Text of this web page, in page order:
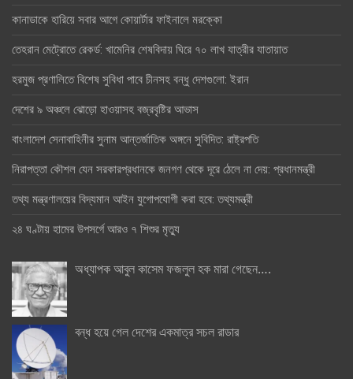
কানাডাকে হারিয়ে সবার আগে কোয়ার্টার ফাইনালে মরক্কো
তেহরান মেট্রোতে রেকর্ড: খামেনির শেষবিদায় ঘিরে ৭০ লাখ যাত্রীর যাতায়াত
হরমুজ প্রণালিতে বিশেষ সুবিধা পাবে চীনসহ বন্ধু দেশগুলো: ইরান
দেশের ৯ অঞ্চলে ঝোড়ো হাওয়াসহ বজ্রবৃষ্টির আভাস
বাংলাদেশ সেনাবাহিনীর সুনাম আন্তর্জাতিক অঙ্গনে সুবিদিত: রাষ্ট্রপতি
নিরাপত্তা কৌশল যেন সরকারপ্রধানকে জনগণ থেকে দূরে ঠেলে না দেয়: প্রধানমন্ত্রী
তথ্য মন্ত্রণালয়ের বিদ্যমান আইন যুগোপযোগী করা হবে: তথ্যমন্ত্রী
২৪ ঘণ্টায় হামের উপসর্গে আরও ৭ শিশুর মৃত্যু
অধ্যাপক আবুল কাসেম ফজলুল হক মারা গেছেন….
বন্ধ হয়ে গেল দেশের একমাত্র সচল রাডার